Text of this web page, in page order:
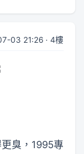
03 21:26 · 4樓
臭，1995專